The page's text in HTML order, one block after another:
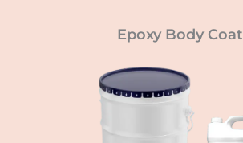
Epoxy Body Coat